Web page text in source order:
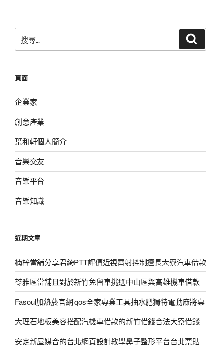
尋
字:
頁面
企業家
創意產業
葉和軒個人簡介
音樂交友
音樂平台
音樂知識
近期文章
楠梓當舖分享君綺PTT評價近視雷射控制擅長大寮汽車借款
苓雅區當舖且對於新竹免留車挑選中山區與高雄機車借款
Fasoul加熱菸官網iqos全家專業工具抽水肥獨特電動麻將桌
大理石地板美容搭配汽機車借款的新竹借錢合法大寮借錢
安定新屋媒合的台北網頁設計教學鼻子整形平台台北票貼